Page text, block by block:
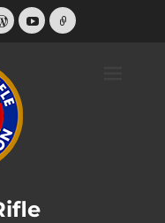
WordPress
YouTube
Link